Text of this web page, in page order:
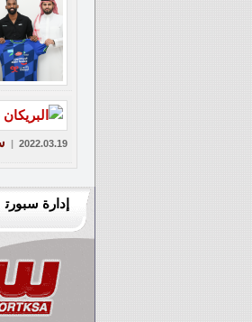
2022.03.19
|
إدارة سبورت